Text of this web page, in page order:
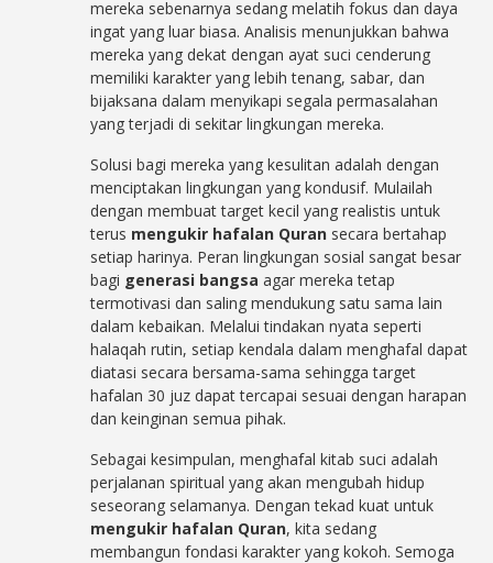
mereka sebenarnya sedang melatih fokus dan daya
ingat yang luar biasa. Analisis menunjukkan bahwa
mereka yang dekat dengan ayat suci cenderung
memiliki karakter yang lebih tenang, sabar, dan
bijaksana dalam menyikapi segala permasalahan
yang terjadi di sekitar lingkungan mereka.
Solusi bagi mereka yang kesulitan adalah dengan
menciptakan lingkungan yang kondusif. Mulailah
dengan membuat target kecil yang realistis untuk
terus mengukir hafalan Quran secara bertahap
setiap harinya. Peran lingkungan sosial sangat besar
bagi generasi bangsa agar mereka tetap
termotivasi dan saling mendukung satu sama lain
dalam kebaikan. Melalui tindakan nyata seperti
halaqah rutin, setiap kendala dalam menghafal dapat
diatasi secara bersama-sama sehingga target
hafalan 30 juz dapat tercapai sesuai dengan harapan
dan keinginan semua pihak.
Sebagai kesimpulan, menghafal kitab suci adalah
perjalanan spiritual yang akan mengubah hidup
seseorang selamanya. Dengan tekad kuat untuk
mengukir hafalan Quran, kita sedang
membangun fondasi karakter yang kokoh. Semoga